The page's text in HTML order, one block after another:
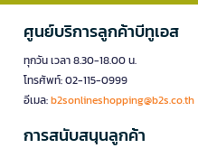
ศูนย์บริการลูกค้าบีทูเอส
ทุกวัน เวลา 8.30-18.00 น.
โทรศัพท์: 02-115-0999
อีเมล:b2sonlineshopping@b2s.co.th
การสนับสนุนลูกค้า